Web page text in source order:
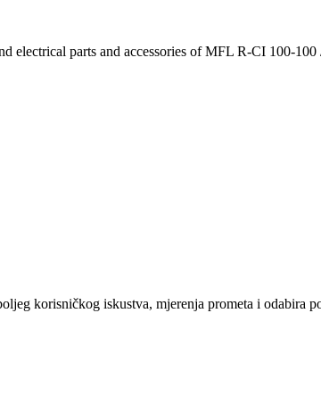
parts and accessories of MFL R-CI 100-
korisničkog iskustva, mjerenja prometa i odabira